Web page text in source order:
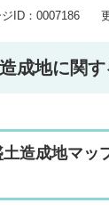
ID：0007186
成地に関
土造成地マッ